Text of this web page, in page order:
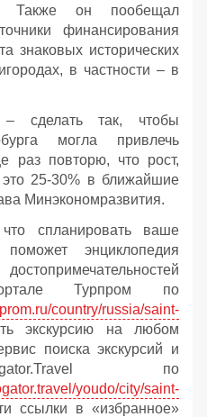
Также он пообещал
финансирования
знаковых исторических
в частности – в
сделать так, чтобы
могла привлечь
раз повторю, что рост,
25-30% в ближайшие
Минэкономразвития.
спланировать ваше
энциклопедия
Турпром по
country/russia/saint-
экскурсию на любом
поиска экскурсий и
по
youdo/city/saint-
ссылки в «избранное»